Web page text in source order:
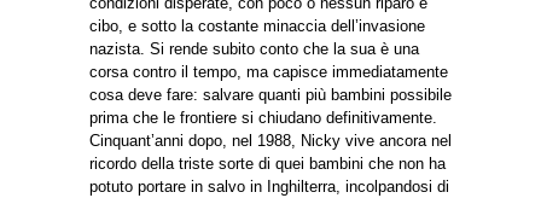
cibo, e sotto la costante minaccia dell’invasione
nazista. Si rende subito conto che la sua è una
corsa contro il tempo, ma capisce immediatamente
cosa deve fare: salvare quanti più bambini possibile
prima che le frontiere si chiudano definitivamente.
Cinquant’anni dopo, nel 1988, Nicky vive ancora nel
ricordo della triste sorte di quei bambini che non ha
potuto portare in salvo in Inghilterra, incolpandosi di